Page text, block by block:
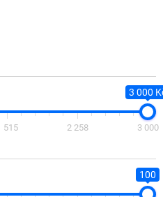
3 000
515 2 258 3 000
100